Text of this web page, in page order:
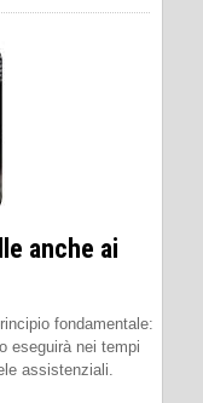
anche ai
fondamentale:
eseguirà nei tempi
assistenziali.